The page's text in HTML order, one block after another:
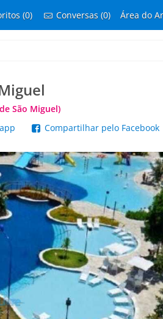
(0) Conversas (0) Área do
São Miguel)
Compartilhar pelo Facebook